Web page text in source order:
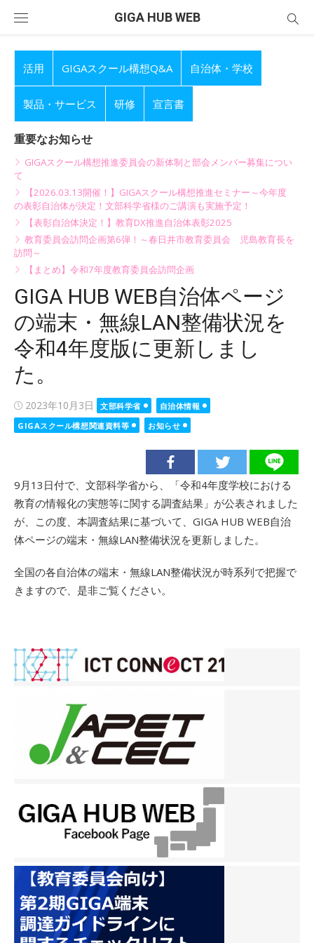
GIGA HUB WEB
活用 GIGAスクール構想Q&A 自治体・学校
製品・サービス 研修 宣言書
重要なお知らせ
GIGAスクール構想推進委員会の新体制と部会メンバー募集につい
て
【2026.03.13開催！】GIGAスクール構想推進セミナー～今年度
の表彰自治体が決定！文部科学省様のご講演も実施予定！
【表彰自治体決定！】教育DX推進自治体表彰2025
教育委員会訪問企画第6弾！～春日井市教育委員会 児島教育長を
訪問～
【まとめ】令和7年度教育委員会訪問企画
GIGA HUB WEB自治体ページ
の端末・無線LAN整備状況を
令和4年度版に更新しまし
た。
Posted
on
2023年10月3日 文部科学省
自治体情報
GIGAスクール構想関連資料等
お知らせ
9月13日付で、文部科学省から、「令和4年度学校における
教育の情報化の実態等に関する調査結果」が公表されました
が、この度、本調査結果に基づいて、GIGA HUB WEB自治
体ページの端末・無線LAN整備状況を更新しました。
全国の各自治体の端末・無線LAN整備状況が時系列で把握で
きますので、是非ご覧ください。